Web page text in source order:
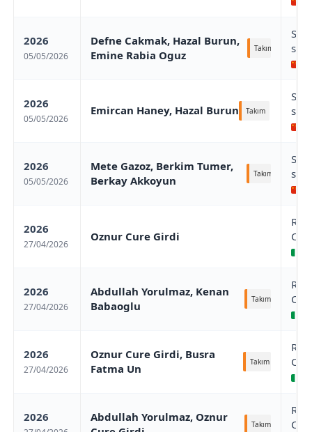
2026
05/05/2026
Defne Cakmak, Hazal Burun,
Emine Rabia Oguz
Takım
2026
05/05/2026
Emircan Haney, Hazal Burun Takım
2026
05/05/2026
Mete Gazoz, Berkim Tumer,
Berkay Akkoyun
Takım
2026
27/04/2026
Oznur Cure Girdi
2026
27/04/2026
Abdullah Yorulmaz, Kenan
Babaoglu
Takım
2026
27/04/2026
Oznur Cure Girdi, Busra
Fatma Un
Takım
2026
Abdullah Yorulmaz, Oznur
Takım